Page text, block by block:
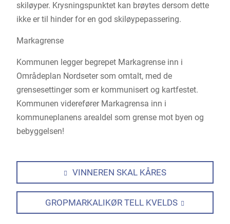
skiløyper. Krysningspunktet kan brøytes dersom dette
ikke er til hinder for en god skiløypepassering.
Markagrense
Kommunen legger begrepet Markagrense inn i
Områdeplan Nordseter som omtalt, med de
grensesettinger som er kommunisert og kartfestet.
Kommunen viderefører Markagrensa inn i
kommuneplanens arealdel som grense mot byen og
bebyggelsen!
VINNEREN SKAL KÅRES
GROPMARKALIKØR TELL KVELDS